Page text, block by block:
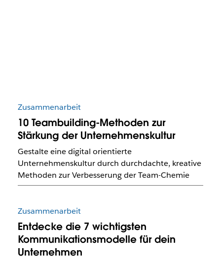
Zusammenarbeit
10 Teambuilding-Methoden zur
Stärkung der Unternehmenskultur
Gestalte eine digital orientierte
Unternehmenskultur durch durchdachte, kreative
Methoden zur Verbesserung der Team-Chemie
Zusammenarbeit
Entdecke die 7 wichtigsten
Kommunikationsmodelle für dein
Unternehmen